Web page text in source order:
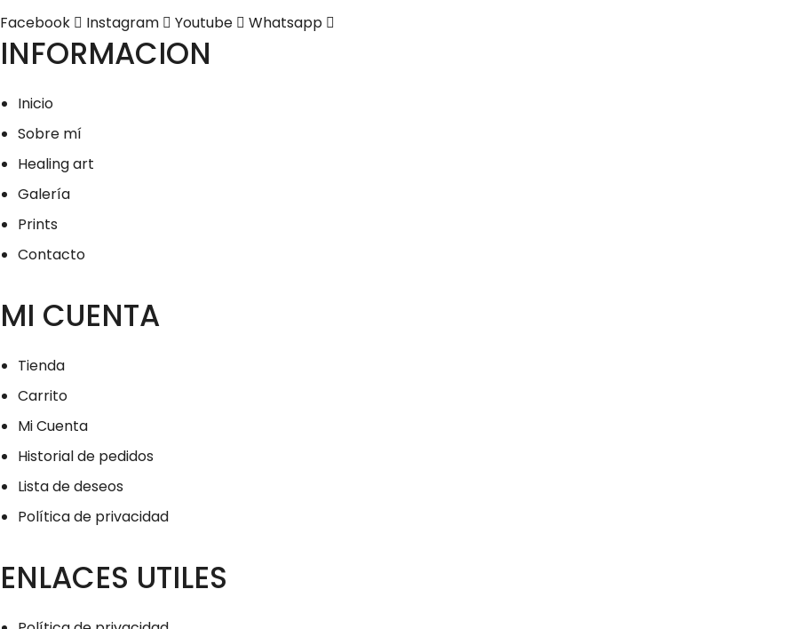
Facebook Instagram Youtube Whatsapp
INFORMACION
Inicio
Sobre mí
Healing art
Galería
Prints
Contacto
MI CUENTA
Tienda
Carrito
Mi Cuenta
Historial de pedidos
Lista de deseos
Política de privacidad
ENLACES UTILES